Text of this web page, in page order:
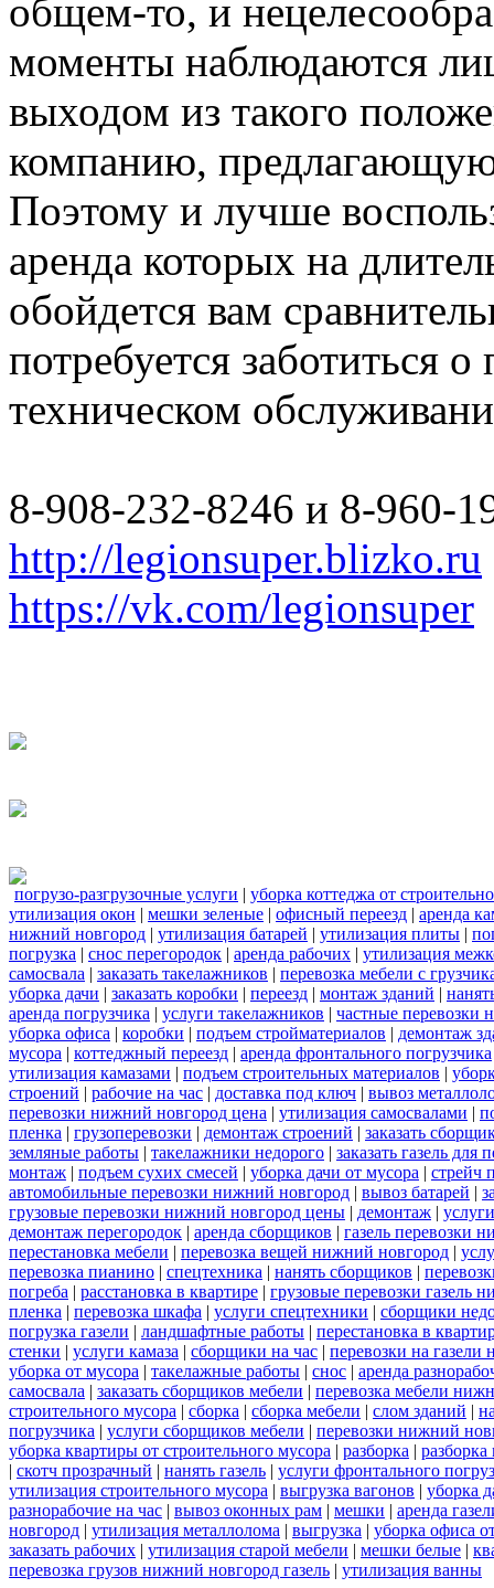
общем-то, и
моменты наблюдаются
выходом из такого
компанию,
Поэтому и лучше
аренда которых на
обойдется вам
потребуется заботиться
техническом
8-908-232-8246 и 8-960-
http://legionsuper.blizko.ru
https://vk.com/legionsuper
погрузо-разгрузочные услуги | уборка коттеджа от
утилизация окон | мешки зеленые | офисный переезд | аренда
нижний новгород | утилизация батарей | утилизация плиты |
погрузка | снос перегородок | аренда рабочих | утилизация
самосвала | заказать такелажников | перевозка мебели с
уборка дачи | заказать коробки | переезд | монтаж зданий |
аренда погрузчика | услуги такелажников | частные перевозки
уборка офиса | коробки | подъем стройматериалов | демонтаж
мусора | коттеджный переезд | аренда фронтального погрузчика
утилизация камазами | подъем строительных материалов |
строений | рабочие на час | доставка под ключ | вывоз
перевозки нижний новгород цена | утилизация самосвалами |
пленка | грузоперевозки | демонтаж строений | заказать
земляные работы | такелажники недорого | заказать газель
монтаж | подъем сухих смесей | уборка дачи от мусора | стрейч
автомобильные перевозки нижний новгород | вывоз батарей |
грузовые перевозки нижний новгород цены | демонтаж |
демонтаж перегородок | аренда сборщиков | газель перевозки
перестановка мебели | перевозка вещей нижний новгород |
перевозка пианино | спецтехника | нанять сборщиков |
погреба | расстановка в квартире | грузовые перевозки газель
пленка | перевозка шкафа | услуги спецтехники | сборщики
погрузка газели | ландшафтные работы | перестановка в
стенки | услуги камаза | сборщики на час | перевозки на
уборка от мусора | такелажные работы | снос | аренда
самосвала | заказать сборщиков мебели | перевозка мебели
строительного мусора | сборка | сборка мебели | слом зданий |
погрузчика | услуги сборщиков мебели | перевозки нижний
уборка квартиры от строительного мусора | разборка |
| скотч прозрачный | нанять газель | услуги фронтального
утилизация строительного мусора | выгрузка вагонов | уборка
разнорабочие на час | вывоз оконных рам | мешки | аренда
новгород | утилизация металлолома | выгрузка | уборка офиса
заказать рабочих | утилизация старой мебели | мешки белые |
перевозка грузов нижний новгород газель | утилизация ванны